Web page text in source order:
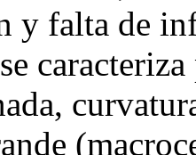
y falta de